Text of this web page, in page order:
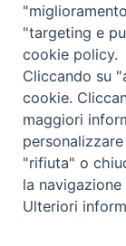
CONTATTI
Piazza
tel 0544.541655
Per
"targeting e
cookie policy.
Cliccando su
cookie.
maggiori
"rifiuta" o
la
Ulteriori